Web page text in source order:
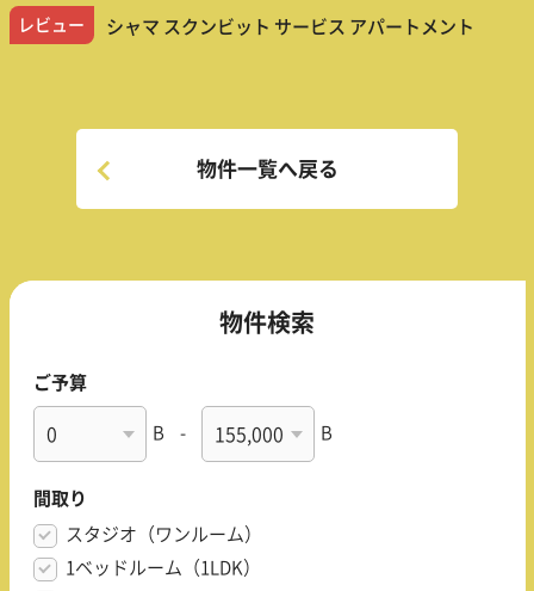
レビュー シャマ スクンビット サービス アパートメント
物件一覧へ戻る
物件検索
ご予算
B - B
間取り
スタジオ（ワンルーム）
1ベッドルーム（1LDK）